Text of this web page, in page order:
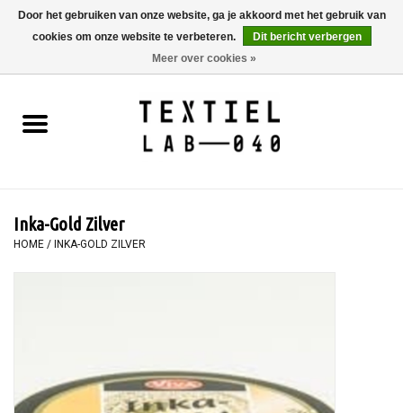
0 Artikelen - €0,00
BOEKEN
SCHILDEREN
SPECIALS
Inka-Gold Zilver
HOME / INKA-GOLD ZILVER
Door het gebruiken van onze website, ga je akkoord met het gebruik van
cookies om onze website te verbeteren.
Dit bericht verbergen
Meer over cookies »